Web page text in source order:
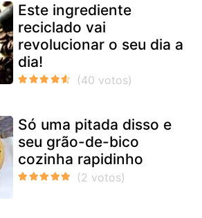
Este ingrediente
reciclado vai
revolucionar o seu dia a
dia!
Só uma pitada disso e
seu grão-de-bico
cozinha rapidinho